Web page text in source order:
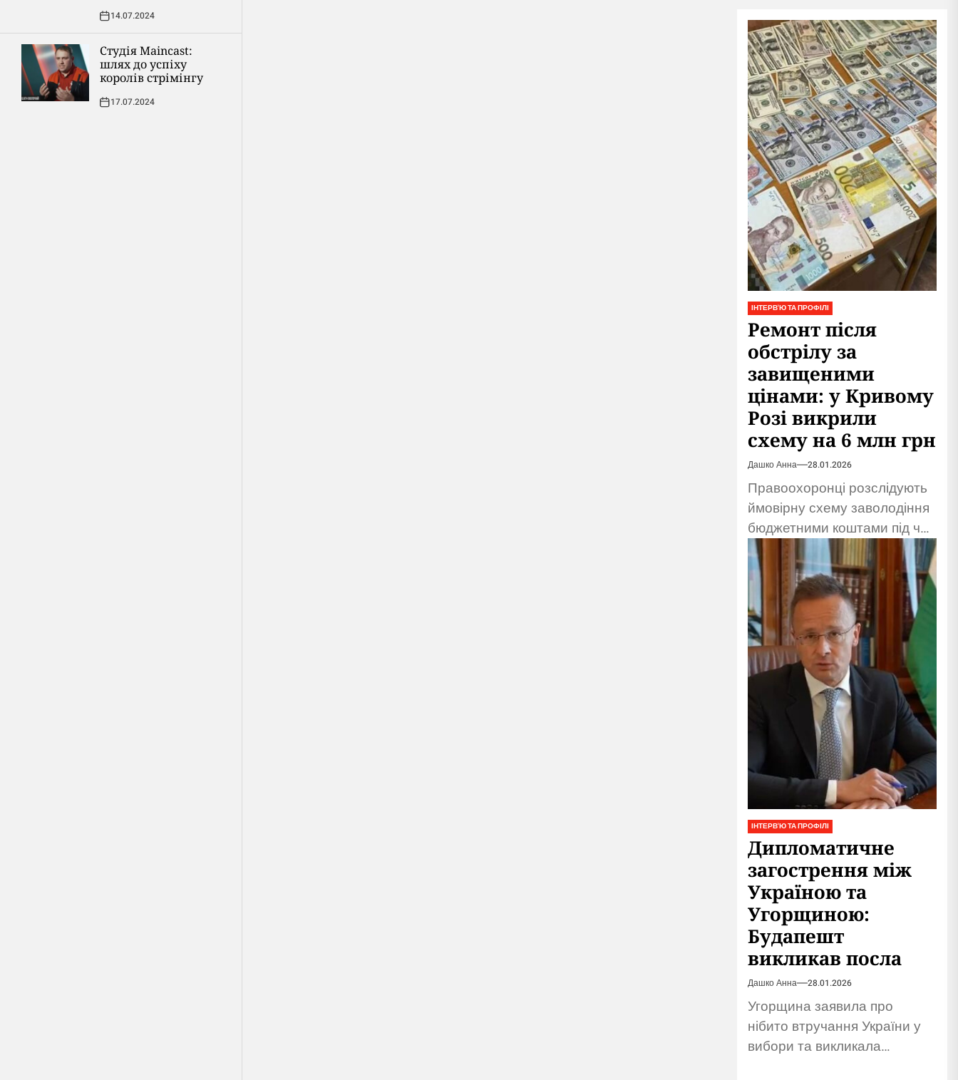
14.07.2024
Студія Maincast:
шлях до успіху
королів стрімінгу
17.07.2024
ІНТЕРВ'Ю ТА ПРОФІЛІ
Ремонт після
обстрілу за
завищеними
цінами: у Кривому
Розі викрили
схему на 6 млн грн
Дашко Анна 28.01.2026
Правоохоронці розслідують
ймовірну схему заволодіння
бюджетними коштами під час
ремонту гуртожитку після
обстрілу. Підозрюють
підприємців.
ІНТЕРВ'Ю ТА ПРОФІЛІ
Дипломатичне
загострення між
Україною та
Угорщиною:
Будапешт
викликав посла
Дашко Анна 28.01.2026
Угорщина заявила про
нібито втручання України у
вибори та викликала